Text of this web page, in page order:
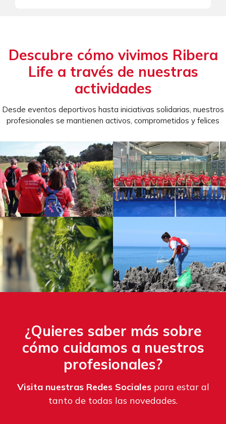
Descubre cómo vivimos Ribera
Life a través de nuestras
actividades
Desde eventos deportivos hasta iniciativas solidarias, nuestros
profesionales se mantienen activos, comprometidos y felices
¿Quieres saber más sobre
cómo cuidamos a nuestros
profesionales?
Visita nuestras Redes Sociales para estar al
tanto de todas las novedades.